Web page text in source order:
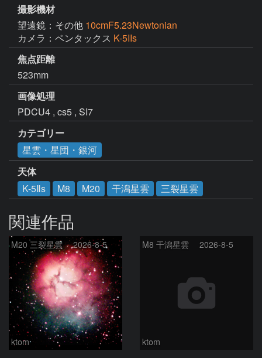
撮影機材
望遠鏡：その他 10cmF5.23Newtonian
カメラ：ペンタックス K-5IIs
焦点距離
523mm
画像処理
PDCU4 , cs5 , SI7
カテゴリー
星雲・星団・銀河
天体
K-5Ⅱs
M8 M20 干潟星雲 三裂星雲
関連作品
M20 三裂星雲 2026-8-5
ktom
M8 干潟星雲 2026-8-5
ktom